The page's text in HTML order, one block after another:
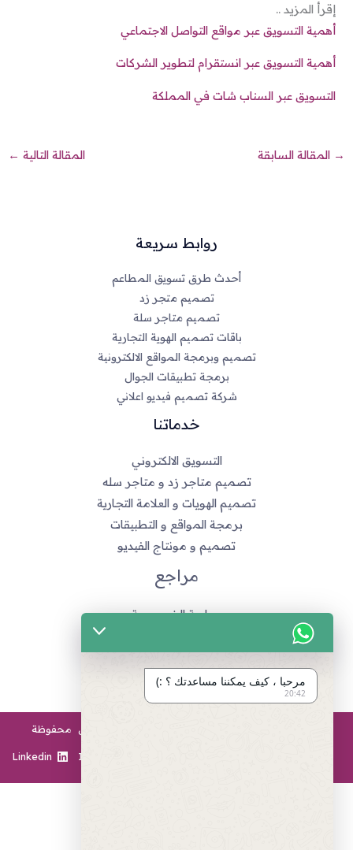
إقرأ المزيد ..
أهمية التسويق عبر مواقع التواصل الاجتماعي
أهمية التسويق عبر انستقرام لتطوير الشركات
التسويق عبر السناب شات في المملكة
→ المقالة السابقة المقالة التالية ←
روابط سريعة
أحدث طرق تسويق المطاعم
تصميم متجر زد
تصميم متاجر سلة
باقات تصميم الهوية التجارية
تصميم وبرمجة المواقع الالكترونية
برمجة تطبيقات الجوال
شركة تصميم فيديو اعلاني
خدماتنا
التسويق الالكتروني
تصميم متاجر زد و متاجر سله
تصميم الهويات و العلامة التجارية
برمجة المواقع و التطبيقات
تصميم و مونتاج الفيديو
مراجع
سياسة الخصوصية
طرق الدفع المتاحة
انضم لفريق العمل
Instagram
Linkedin
مرحبا ، كيف يمكننا مساعدتك ؟ :)
20:42